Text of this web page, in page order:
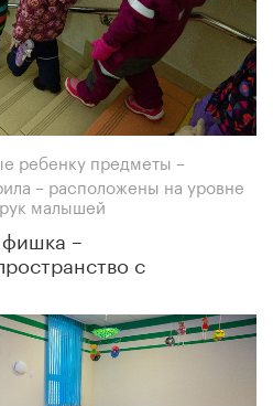
ребенку предметы –
– расположены на уровне
малышей
–
с